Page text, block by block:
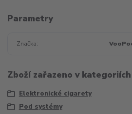
Parametry
Značka
Zboží zařazeno v kategoriích
Elektronické cigarety
Pod systémy